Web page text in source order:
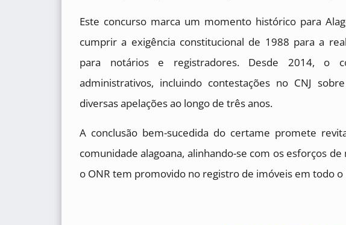
Este concurso marca um momento histórico para
cumprir a exigência constitucional de 1988 para a
para notários e registradores. Desde 2014, o
administrativos, incluindo contestações no CNJ
diversas apelações ao longo de três anos.
A conclusão bem-sucedida do certame promete
comunidade alagoana, alinhando-se com os esforços
o ONR tem promovido no registro de imóveis em todo o